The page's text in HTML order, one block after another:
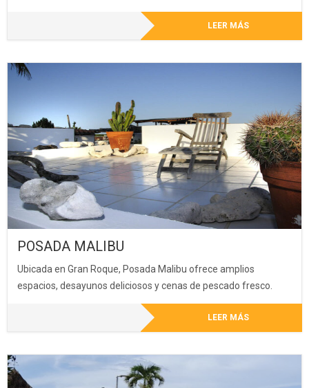
LEER MÁS
POSADA MALIBU
Ubicada en Gran Roque, Posada Malibu ofrece amplios
espacios, desayunos deliciosos y cenas de pescado fresco.
LEER MÁS